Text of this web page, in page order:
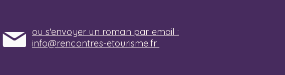
ou s'envoyer un roman par email :
info@rencontres-etourisme.fr